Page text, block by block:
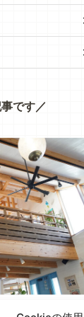
です／
なら✨ 木津川